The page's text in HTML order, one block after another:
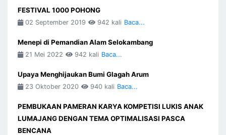
FESTIVAL 1000 POHONG
02 September 2019 942 kali Baca...
Menepi di Pemandian Alam Selokambang
21 Mei 2022 942 kali Baca...
Upaya Menghijaukan Bumi Glagah Arum
23 Oktober 2020 940 kali Baca...
PEMBUKAAN PAMERAN KARYA KOMPETISI LUKIS ANAK
LUMAJANG DENGAN TEMA OPTIMALISASI PASCA
BENCANA